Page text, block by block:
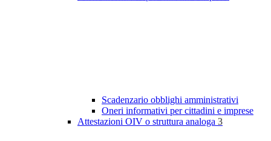
Scadenzario obblighi amministrativi
Oneri informativi per cittadini e imprese
Attestazioni OIV o struttura analoga 3